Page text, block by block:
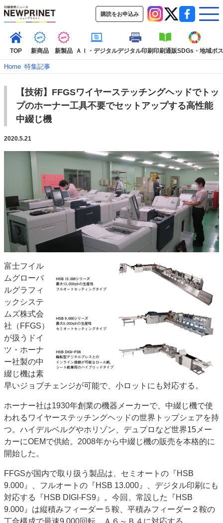
購読をお申込み
TOP 新商品 新製品 ＡＩ・デジタルデジタル印刷印刷通販SDGs・地域ポ
インデックス
TOP
新着記事 特集記事
動画コンテンツ
インタビュー
カテゴリー一覧
新製品 ＡＩ・デジタル デジタル印刷
印刷通販
SDGs・地域
ポストプレス ビジネス イベント 信用情報
業界
市場・統計
人事・移転・異動・訃報
特集記事カテゴリー一覧
2022 見える化・MIS特集
特集・デジタル印刷 アイデアで勝負！ ～多様なビジネス・多彩な商材～
JAPAN PACK 2023 特集
中古印刷機・製本機特集
2022 検査・校正特集
特集・デジタル印刷 ～ 新成長軌道を描く
案内
発刊案内
運営
会社案内
購読・購入申し込み
お問い合わせ
Home–特集記事
【技術】FFGSワイヤーステッチングヘッドでトッ
プのホーナー工具不要でセットアップする高性能
中綴じ機
2020.5.21
富士フイル
ムグローバ
ルグラフィ
ックシステ
ムズ株式会
社（FFGS）
が扱うドイ
ツ・ホーナ
ー社製の中
綴じ機は素
早いジョブチェンジが可能で、小ロットにも対応する。
ホーナー社は1930年創業の機器メーカーで、中綴じ機で使
われるワイヤーステッチングヘッドの世界トップシェアを持
つ。ハイデルベルグやホリゾン、デュプロなど世界15メー
カーにOEMで供給。2008年から中綴じ機の販売を本格的に
開始した。
FFGSが国内で取り扱う製品は、セミオートの『HSB
9.000』、フルオートの『HSB 13.000』、デジタル印刷にも
対応する『HSB DIGI-FS9』。今回、常設した『HSB
9.000』は縦積みフィーダー５鞍、平積みフィーダー２鞍の
丁合構成で最速9,000回転、Ａ６～Ｂ４に対応する。